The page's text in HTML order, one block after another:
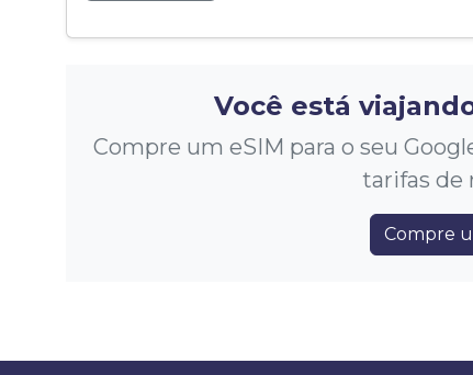
Você está
Compre um eSIM para o seu
tarifas de
Compre